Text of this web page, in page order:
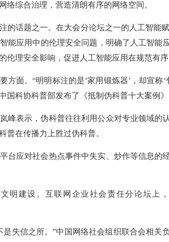
络综合治理，营造清朗有序的网络空间。
的话题之一。在大会分论坛之一的人工智能
能应用中的伦理安全问题，明确了人工智
伦理安全影响，促进人工智能应用在规范有
方面。“明明标注的是‘家用锻炼器’，却宣
国科协科普部发布了《抵制伪科普十大案例
峰表示，伪科普往往利用公众对专业领域
普在传播力上胜过伪科普。
台应对社会热点事件中失实、炒作等信息
明建设。互联网企业社会责任分论坛上
是失信之所。”中国网络社会组织联合会相